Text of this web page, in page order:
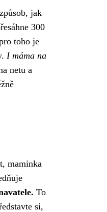
jak
300
toho je
I máma na
netu a
maminka
To
si,